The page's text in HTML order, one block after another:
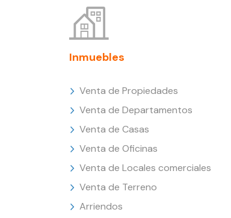
Inmuebles
Venta de Propiedades
Venta de Departamentos
Venta de Casas
Venta de Oficinas
Venta de Locales comerciales
Venta de Terreno
Arriendos